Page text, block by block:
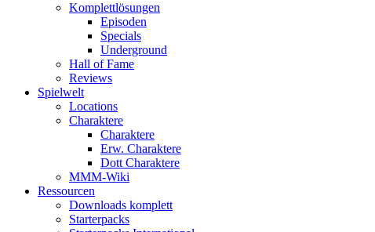
Komplettlösungen
Episoden
Specials
Underground
Hall of Fame
Reviews
Spielwelt
Locations
Charaktere
Charaktere
Erw. Charaktere
Dott Charaktere
MMM-Wiki
Ressourcen
Downloads komplett
Starterpacks